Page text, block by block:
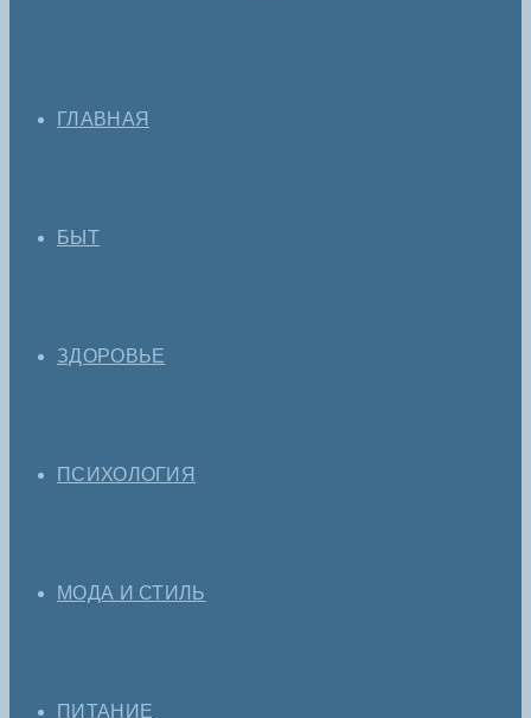
ГЛАВНАЯ
БЫТ
ЗДОРОВЬЕ
ПСИХОЛОГИЯ
МОДА И СТИЛЬ
ПИТАНИЕ